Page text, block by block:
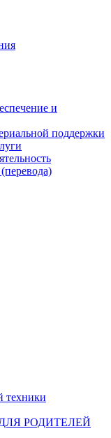
и
поддержки
техники
РОДИТЕЛЕЙ